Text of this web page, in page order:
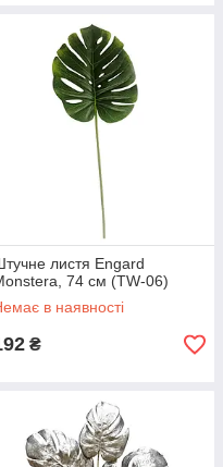
листя Engard
74 см (TW-06)
в наявності
₴